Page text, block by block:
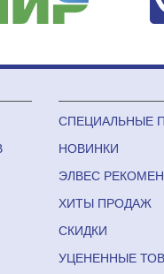
СПЕЦИАЛЬНЫЕ
НОВИНКИ
ЭЛВЕС
ХИТЫ ПРОДАЖ
СКИДКИ
УЦЕНЕННЫЕ